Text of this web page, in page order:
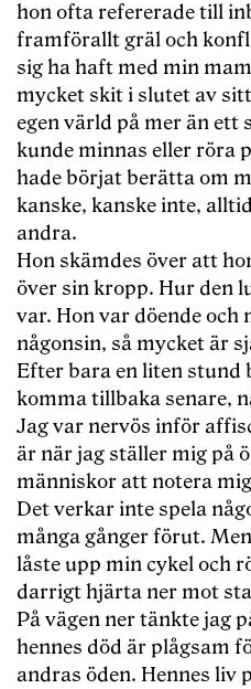
hon ofta refererade till
framförallt gräl och
sig ha haft med min
mycket skit i slutet av
egen värld på mer än ett
kunde minnas eller röra
hade börjat berätta om
kanske, kanske inte,
andra.
Hon skämdes över att
över sin kropp. Hur den
var. Hon var döende och
någonsin, så mycket är
Efter bara en liten stund
komma tillbaka senare,
Jag var nervös inför
är när jag ställer mig på
människor att notera
Det verkar inte spela
många gånger förut.
låste upp min cykel och
darrigt hjärta ner mot
På vägen ner tänkte jag
hennes död är plågsam
andras öden. Hennes liv